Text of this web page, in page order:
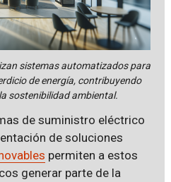
sistemas automatizados para
de energía, contribuyendo
sostenibilidad ambiental.
de suministro eléctrico
de soluciones
permiten a estos
generar parte de la